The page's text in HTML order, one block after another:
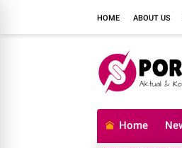
HOME ABOUT US
Home